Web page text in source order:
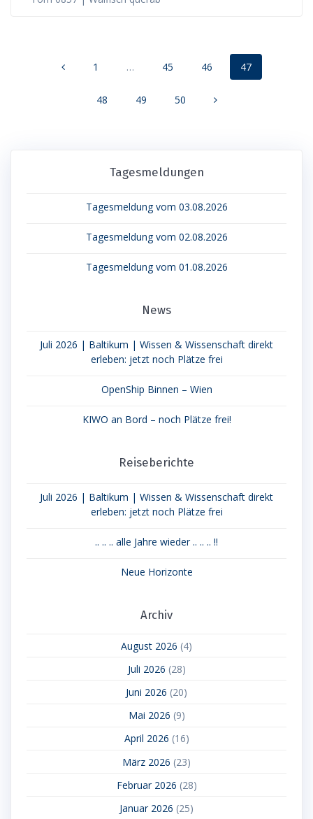
Page
1 … Page
45 Page
46 Page
47
Page
48 Page
49 Page
50
Tagesmeldungen
Tagesmeldung vom 03.08.2026
Tagesmeldung vom 02.08.2026
Tagesmeldung vom 01.08.2026
News
Juli 2026 | Baltikum | Wissen & Wissenschaft direkt
erleben: jetzt noch Plätze frei
OpenShip Binnen – Wien
KIWO an Bord – noch Plätze frei!
Reiseberichte
Juli 2026 | Baltikum | Wissen & Wissenschaft direkt
erleben: jetzt noch Plätze frei
.. .. .. alle Jahre wieder .. .. .. !!
Neue Horizonte
Archiv
August 2026 (4)
Juli 2026 (28)
Juni 2026 (20)
Mai 2026 (9)
April 2026 (16)
März 2026 (23)
Februar 2026 (28)
Januar 2026 (25)